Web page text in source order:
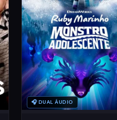
🎧 DUAL ÁUDIO